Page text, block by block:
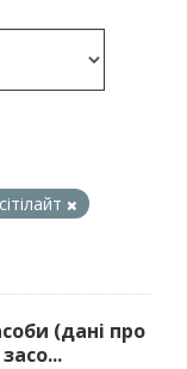
сітілайт
(дані про